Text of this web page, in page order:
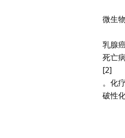
微生
乳腺
死亡
[2]
。化
破性